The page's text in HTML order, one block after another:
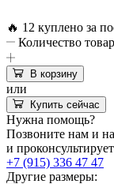
🔥 12 куплено за
Количество
В корзину
или
Купить сейчас
Нужна помощь?
Позвоните нам и
и
+7 (915) 336 47 47
Другие размеры: